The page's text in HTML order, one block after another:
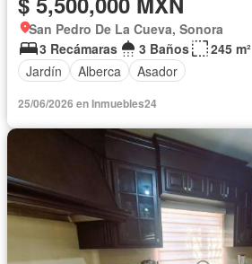
San Pedro De La Cueva, Sonora
3 Recámaras
3 Baños
245 m²
Jardín
Alberca Asador
25/06/2026 en Inmuebles24